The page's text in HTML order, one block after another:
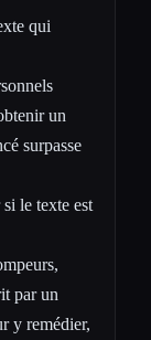
qui
un
surpasse
le texte est
par un
y remédier,